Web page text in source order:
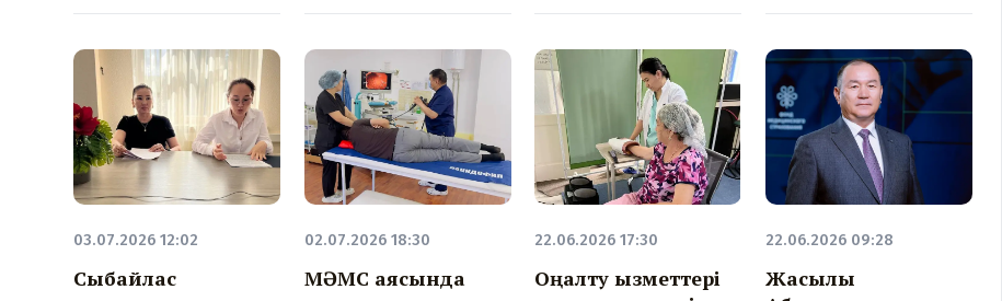
03.07.2026 12:02
Сыбайлас
02.07.2026 18:30
МӘМС аясында
22.06.2026 17:30
Оңалту қызметтері
22.06.2026 09:28
Жақсылық